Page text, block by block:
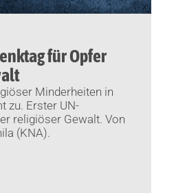
für Opfer
Minderheiten in
zu. Erster UN-
religiöser Gewalt. Von
(KNA).